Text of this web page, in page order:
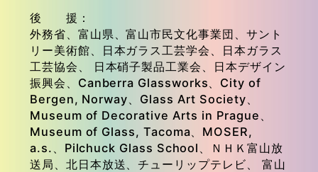
後 援
外務省、富山県、富山市民文化事業団、サント
リー美術館、日本ガラス工芸学会、日本ガラス
工芸協会、 日本硝子製品工業会、日本デザイン
振興会、Canberra Glassworks、City of
Bergen, Norway、Glass Art Society、
Museum of Decorative Arts in Prague、
Museum of Glass, Tacoma、MOSER,
a.s.、Pilchuck Glass School、ＮＨＫ富山放
送局、北日本放送、チューリップテレビ、 富山